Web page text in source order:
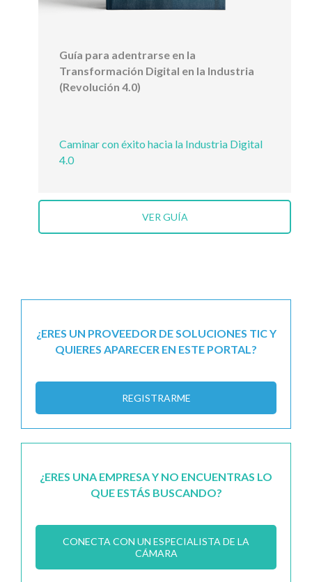
Guía para adentrarse en la
Transformación Digital en la Industria
(Revolución 4.0)
Caminar con éxito hacia la Industria Digital
4.0
VER GUÍA
¿ERES UN PROVEEDOR DE SOLUCIONES TIC Y
QUIERES APARECER EN ESTE PORTAL?
REGISTRARME
¿ERES UNA EMPRESA Y NO ENCUENTRAS LO
QUE ESTÁS BUSCANDO?
CONECTA CON UN ESPECIALISTA DE LA
CÁMARA